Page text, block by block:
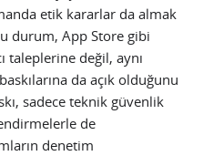
etik kararlar da almak
durum, App Store gibi
taleplerine değil, aynı
da açık olduğunu
sadece teknik güvenlik
de
denetim